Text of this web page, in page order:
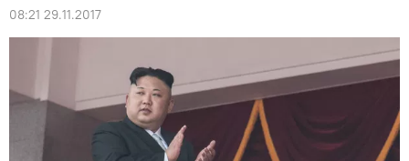
08:21 29.11.2017